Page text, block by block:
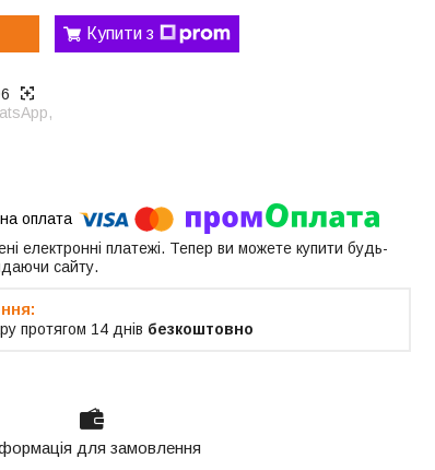
Купити з
електронні платежі. Тепер ви можете купити будь-
сайту.
протягом 14 днів безкоштовно
для замовлення